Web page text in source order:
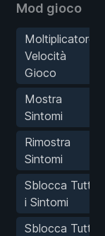
Mod gioco
Moltiplicatore
Velocità
Gioco
Mostra
Sintomi
Rimostra
Sintomi
Sblocca Tutti
i Sintomi
Sblocca Tutti